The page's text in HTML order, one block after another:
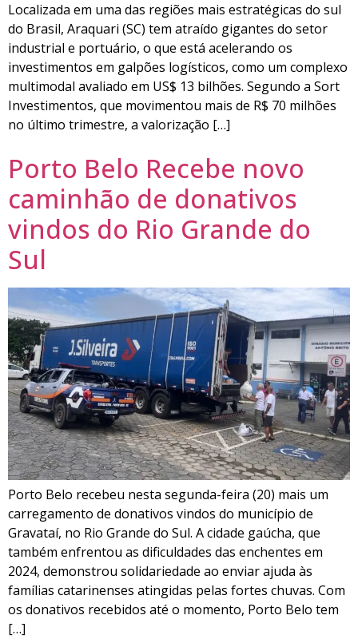
Localizada em uma das regiões mais estratégicas do sul
do Brasil, Araquari (SC) tem atraído gigantes do setor
industrial e portuário, o que está acelerando os
investimentos em galpões logísticos, como um complexo
multimodal avaliado em US$ 13 bilhões. Segundo a Sort
Investimentos, que movimentou mais de R$ 70 milhões
no último trimestre, a valorização […]
Porto Belo Recebe novo
caminhão de donativos
vindos do Rio Grande do
Sul
Porto Belo recebeu nesta segunda-feira (20) mais um
carregamento de donativos vindos do município de
Gravataí, no Rio Grande do Sul. A cidade gaúcha, que
também enfrentou as dificuldades das enchentes em
2024, demonstrou solidariedade ao enviar ajuda às
famílias catarinenses atingidas pelas fortes chuvas. Com
os donativos recebidos até o momento, Porto Belo tem
[…]